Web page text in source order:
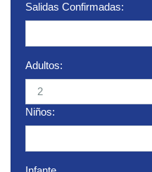
Salidas Confirmadas:
Adultos:
Niños: